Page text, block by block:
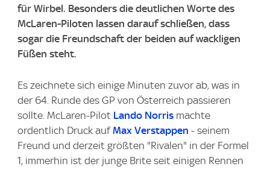
für Wirbel. Besonders die deutlichen Worte des
McLaren-Piloten lassen darauf schließen, dass
sogar die Freundschaft der beiden auf wackligen
Füßen steht.
Es zeichnete sich einige Minuten zuvor ab, was in
der 64. Runde des GP von Österreich passieren
sollte. McLaren-Pilot Lando Norris machte
ordentlich Druck aufMax Verstappen - seinem
Freund und derzeit größten "Rivalen" in der Formel
1, immerhin ist der junge Brite seit einigen Rennen